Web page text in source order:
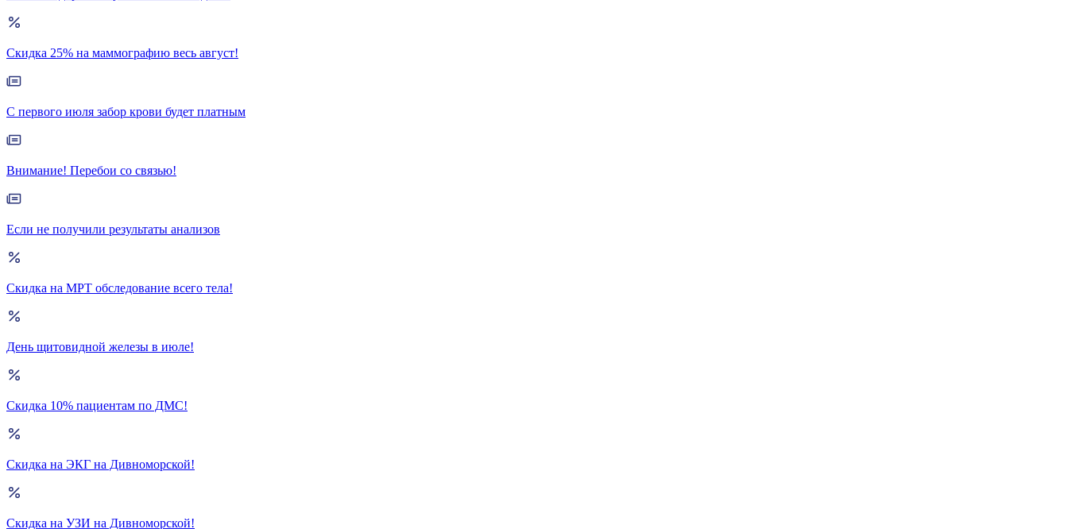
Скидка 25% на маммографию весь август!
С первого июля забор крови будет платным
Внимание! Перебои со связью!
Если не получили результаты анализов
Скидка на МРТ обследование всего тела!
День щитовидной железы в июле!
Скидка 10% пациентам по ДМС!
Скидка на ЭКГ на Дивноморской!
Скидка на УЗИ на Дивноморской!